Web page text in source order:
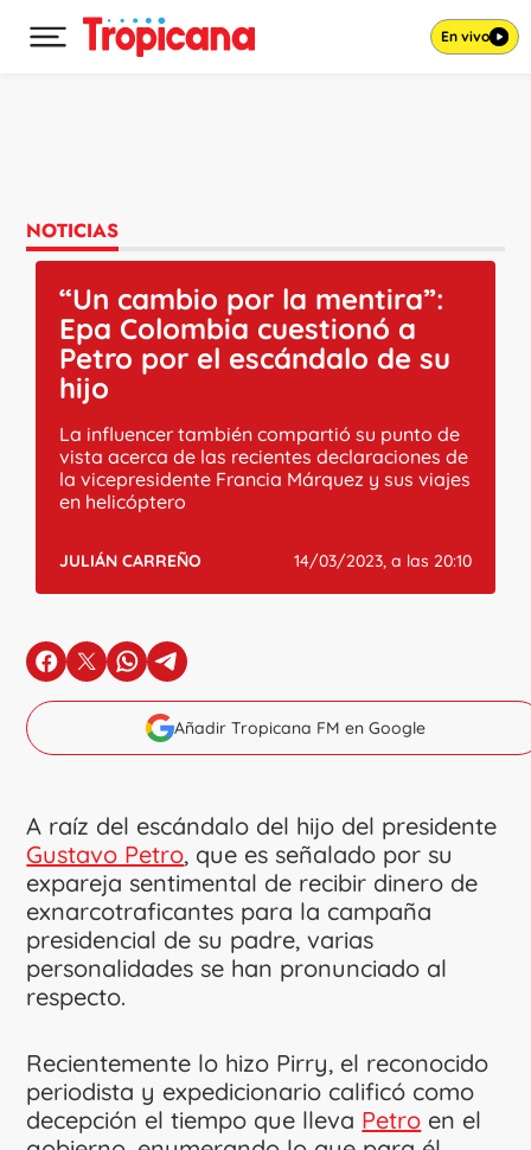
Desplegar menú principal En vivo
NOTICIAS
“Un cambio por la mentira”:
Epa Colombia cuestionó a
Petro por el escándalo de su
hijo
La influencer también compartió su punto de
vista acerca de las recientes declaraciones de
la vicepresidente Francia Márquez y sus viajes
en helicóptero
JULIÁN CARREÑO 14/03/2023, a las 20:10
en Facebook
en Xen Whatsapp
en Telegram
Añadir Tropicana FM en Google
A raíz del escándalo del hijo del presidente
Gustavo Petro, que es señalado por su
expareja sentimental de recibir dinero de
exnarcotraficantes para la campaña
presidencial de su padre, varias
personalidades se han pronunciado al
respecto.
Recientemente lo hizo Pirry, el reconocido
periodista y expedicionario calificó como
decepción el tiempo que lleva Petro en el